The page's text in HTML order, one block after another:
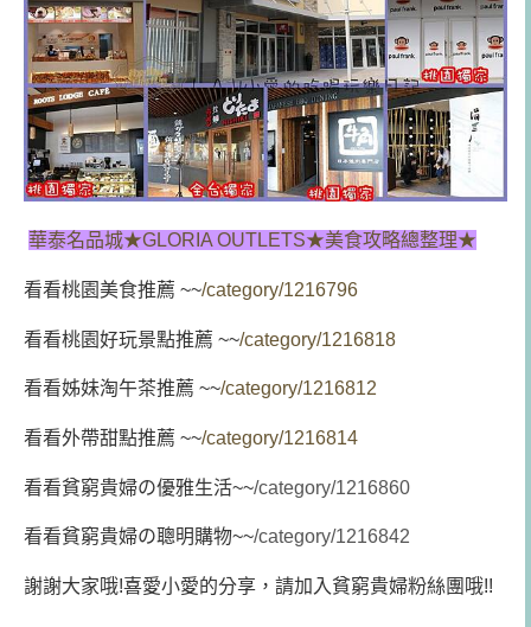
華泰名品城★GLORIA OUTLETS★美食攻略總整理★
看看桃園美食推薦 ~~/category/1216796
看看桃園好玩景點推薦 ~~/category/1216818
看看姊妹淘午茶推薦 ~~/category/1216812
看看外帶甜點推薦 ~~/category/1216814
看看貧窮貴婦の優雅生活~~/category/1216860
看看貧窮貴婦の聰明購物~~/category/1216842
謝謝大家哦!喜愛小愛的分享，請加入貧窮貴婦粉絲團哦!!